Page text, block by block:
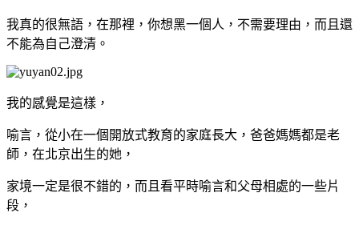
我真的很無語，在那裡，你想黑一個人，不需要理由，而且還
不能為自己澄清。
我的感覺是這樣，
喻言，從小在一個開放式教育的家庭長大，爸爸媽媽都是老
師，在北京出生的她，
家境一定是很不錯的，而且看平時喻言和父母相處的一些片
段，